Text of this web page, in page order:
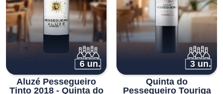
6 un.
Aluzé Pessegueiro
Tinto 2018 - Quinta do
3 un.
Quinta do
Pessegueiro Touriga